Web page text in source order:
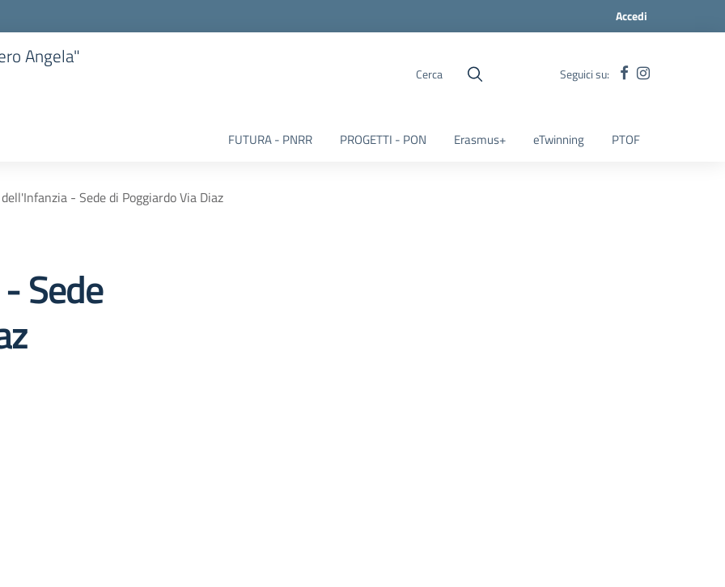
Accedi
Angela"
Cerca Seguici su:
FUTURA - PNRR PROGETTI - PON Erasmus+ eTwinning PTOF
- Sede di Poggiardo Via Diaz
Sede